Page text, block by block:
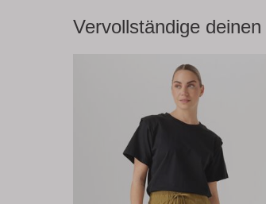
Vervollständige deinen